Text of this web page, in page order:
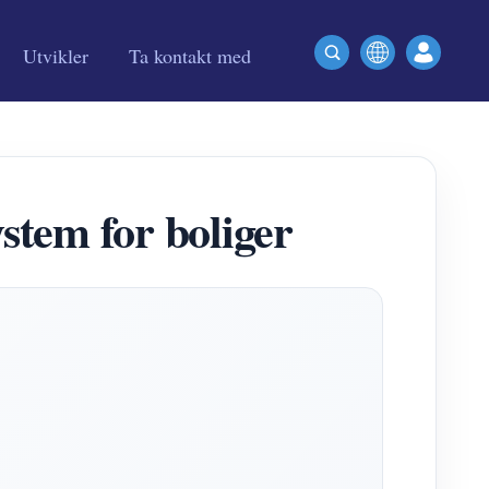
Utvikler Ta kontakt med
for boliger